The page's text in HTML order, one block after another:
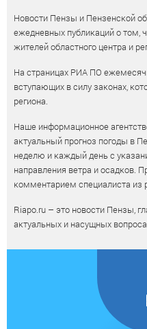
Новости Пензы и Пензенской
ежедневных публикаций о том,
жителей областного центра и
На страницах РИА ПО
вступающих в силу законах,
региона.
Наше информационное
актуальный прогноз погоды в
неделю и каждый день с
направления ветра и осадков.
комментарием специалиста из
Riapo.ru – это новости Пензы,
актуальных и насущных